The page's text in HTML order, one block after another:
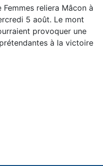
reliera Mâcon à
5 août. Le mont
provoquer une
à la victoire